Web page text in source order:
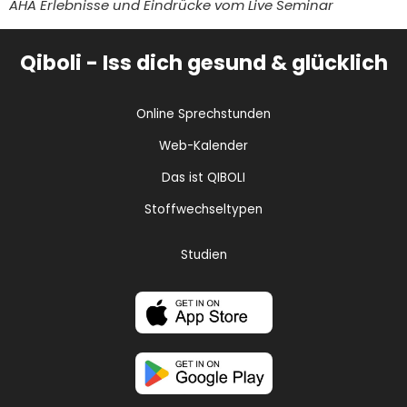
AHA Erlebnisse und Eindrücke vom Live Seminar
Qiboli - Iss dich gesund & glücklich
Online Sprechstunden
Web-Kalender
Das ist QIBOLI
Stoffwechseltypen
Studien